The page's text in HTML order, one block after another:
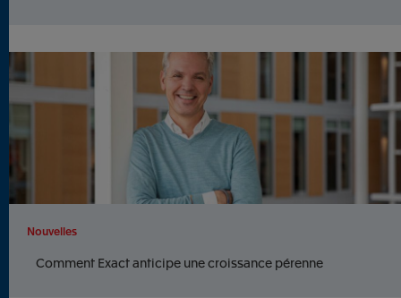
Nouvelles
Comment Exact anticipe une croissance pérenne